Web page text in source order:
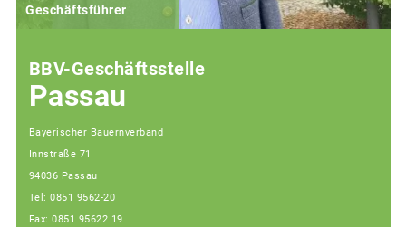
Geschäftsführer
BBV-Geschäftsstelle
Passau
Bayerischer Bauernverband
Innstraße 71
94036 Passau
Tel: 0851 9562-20
Fax: 0851 95622 19